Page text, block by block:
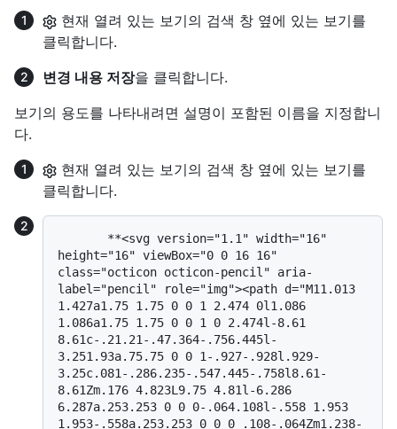
현재 열려 있는 보기의 검색 창 옆에 있는 보기를
클릭합니다.
변경 내용 저장을 클릭합니다.
보기의 용도를 나타내려면 설명이 포함된 이름을 지정합니
다.
현재 열려 있는 보기의 검색 창 옆에 있는 보기를
클릭합니다.
height="16" viewBox="0 0 16 16"
class="octicon octicon-pencil" aria-
label="pencil" role="img"><path d="M11.013
1.427a1.75 1.75 0 0 1 2.474 0l1.086
1.086a1.75 1.75 0 0 1 0 2.474l-8.61
8.61c-.21.21-.47.364-.756.445l-
3.251.93a.75.75 0 0 1-.927-.928l.929-
3.25c.081-.286.235-.547.445-.758l8.61-
8.61Zm.176 4.823L9.75 4.81l-6.286
6.287a.253.253 0 0 0-.064.108l-.558 1.953
1.953-.558a.253.253 0 0 0 .108-.064Zm1.238-